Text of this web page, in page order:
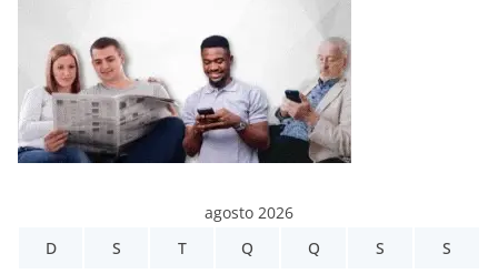
agosto 2026
D
S T Q Q S S